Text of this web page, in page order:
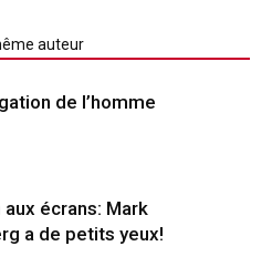
auteur
de l’homme
écrans: Mark
a de petits yeux!